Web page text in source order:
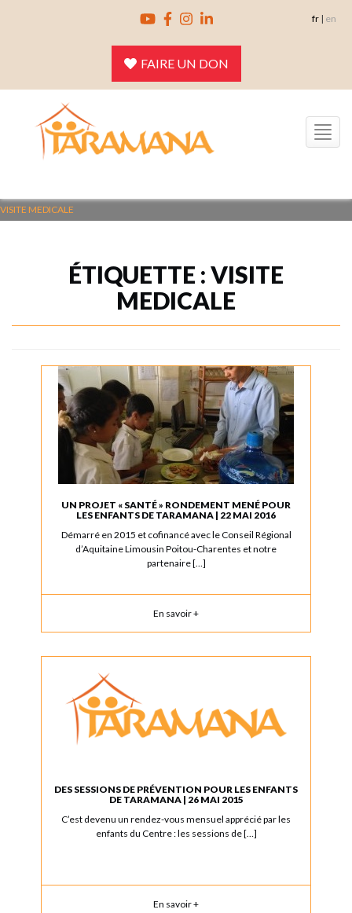
FAIRE UN DON
fr | en
Toggle
navigation
VISITE MEDICALE
ÉTIQUETTE :VISITE
MEDICALE
UN PROJET « SANTÉ » RONDEMENT MENÉ POUR
LES ENFANTS DE TARAMANA | 22 MAI 2016
Démarré en 2015 et cofinancé avec le Conseil Régional
d’Aquitaine Limousin Poitou-Charentes et notre
partenaire […]
En savoir +
DES SESSIONS DE PRÉVENTION POUR LES ENFANTS
DE TARAMANA | 26 MAI 2015
C’est devenu un rendez-vous mensuel apprécié par les
enfants du Centre : les sessions de […]
En savoir +